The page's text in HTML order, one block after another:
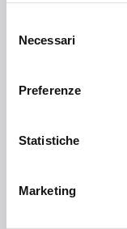
delNecessari
Preferenze
Statistiche
Marketing